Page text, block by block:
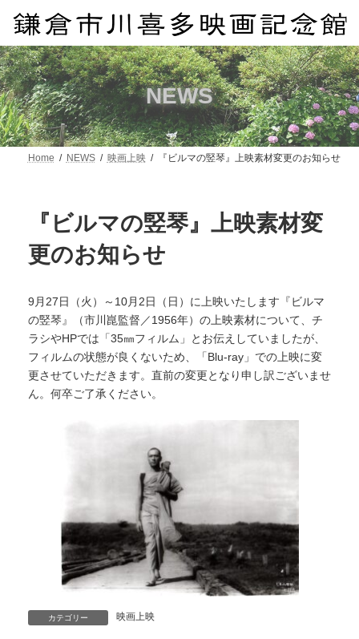
ン
ツ
へ
ス
キ
ッ
プ
ー
シ
ョ
ン
に
移
動
NEWS
Home NEWS 映画上映 『ビルマの竪琴』上映素材変更のお知らせ
『ビルマの竪琴』上映素材変
更のお知らせ
9月27日（火）～10月2日（日）に上映いたします『ビルマ
の竪琴』（市川崑監督／1956年）の上映素材について、チ
ラシやHPでは「35㎜フィルム」とお伝えしていましたが、
フィルムの状態が良くないため、「Blu-ray」での上映に変
更させていただきます。直前の変更となり申し訳ございませ
ん。何卒ご了承ください。
カテゴリー 映画上映